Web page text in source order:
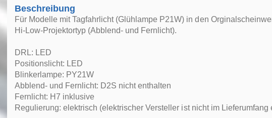
Beschreibung
Für Modelle mit Tagfahrlicht (Glühlampe P21W) in den
Hi-Low-Projektortyp (Abblend- und Fernlicht).
DRL: LED
Positionslicht: LED
Blinkerlampe: PY21W
Abblend- und Fernlicht: D2S nicht enthalten
Fernlicht: H7 inklusive
Regulierung: elektrisch (elektrischer Versteller ist nicht im Lieferumfang